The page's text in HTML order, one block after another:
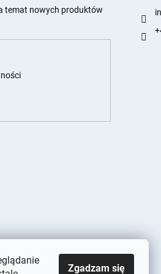
Zgadzam się
temat nowych produktów